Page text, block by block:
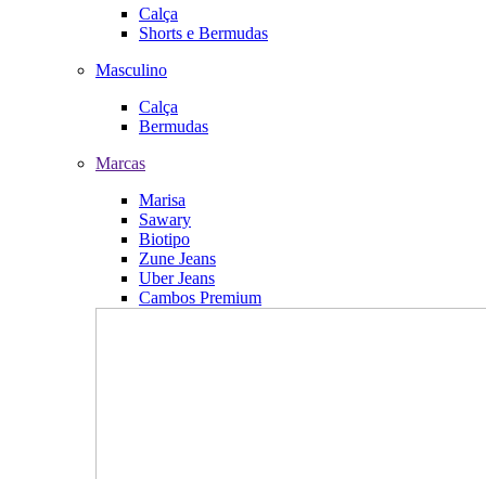
Calça
Shorts e Bermudas
Masculino
Calça
Bermudas
Marcas
Marisa
Sawary
Biotipo
Zune Jeans
Uber Jeans
Cambos Premium